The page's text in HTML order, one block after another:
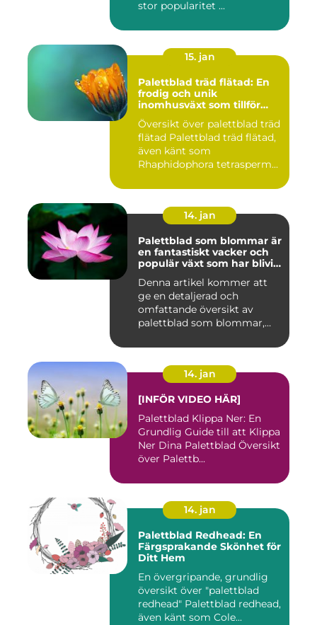
stor popularitet ...
15. jan
Palettblad träd flätad: En
frodig och unik
inomhusväxt som tillför
färg till ditt hem
Översikt över palettblad träd
flätad Palettblad träd flätad,
även känt som
Rhaphidophora tetrasperm...
14. jan
Palettblad som blommar är
en fantastiskt vacker och
populär växt som har blivit
trädgårdsentusiaster runt
om i världen
Denna artikel kommer att
ge en detaljerad och
omfattande översikt av
palettblad som blommar,
14. jan
[INFÖR VIDEO HÄR]
Palettblad Klippa Ner: En
Grundlig Guide till att Klippa
Ner Dina Palettblad Översikt
över Palettb...
14. jan
Palettblad Redhead: En
Färgsprakande Skönhet för
Ditt Hem
En övergripande, grundlig
översikt över "palettblad
redhead" Palettblad redhead,
även känt som Cole...